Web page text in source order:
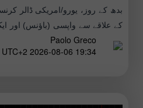
کے علاقے سے واپسی (باؤنس) اور
کو مکمل کرنے کے بعد 1.1584
Paolo Greco
19:34 2026-08-06 UTC+2